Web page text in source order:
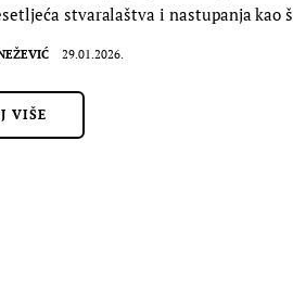
stvaralaštva i nastupanja kao
29.01.2026.
VIŠE